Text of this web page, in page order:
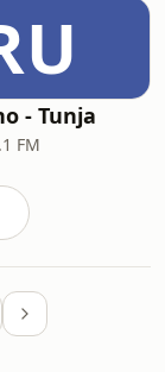
- Tunja
FM